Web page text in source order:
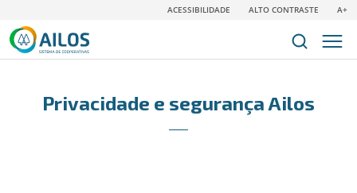
ACESSIBILIDADE ALTO CONTRASTE A+
Privacidade e segurança Ailos